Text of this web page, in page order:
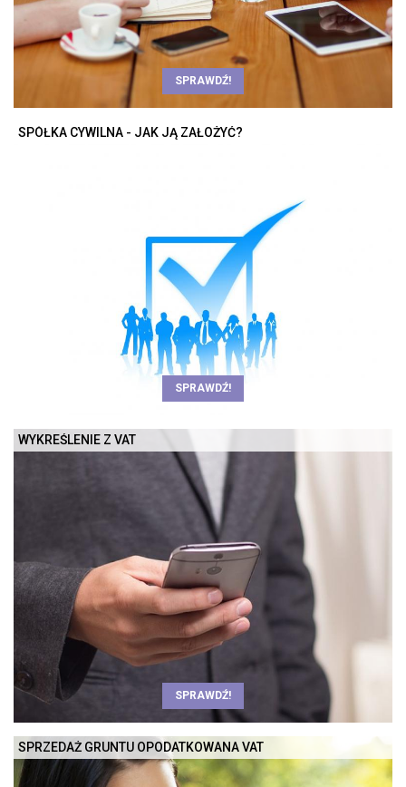
SPRAWDŹ!
SPÓŁKA CYWILNA - JAK JĄ ZAŁOŻYĆ?
SPRAWDŹ!
WYKREŚLENIE Z VAT
SPRAWDŹ!
SPRZEDAŻ GRUNTU OPODATKOWANA VAT